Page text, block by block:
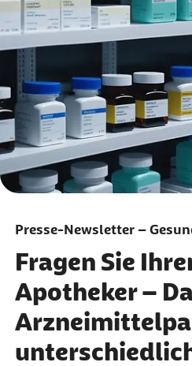
Presse-Newsletter –
Fragen Sie
Apotheker –